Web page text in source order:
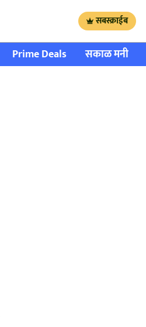
सबस्क्राईब
Prime Deals सकाळ मनी